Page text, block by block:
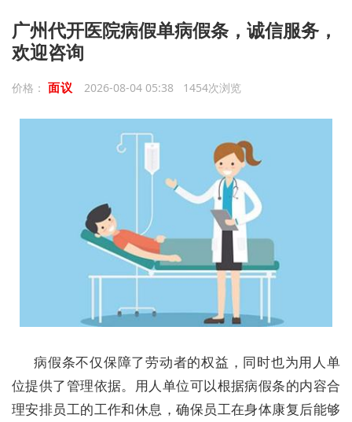
广州代开医院病假单病假条，诚信服务，
欢迎咨询
价格： 面议 2026-08-04 05:38 1454次浏览
病假条不仅保障了劳动者的权益，同时也为用人单
位提供了管理依据。用人单位可以根据病假条的内容合
理安排员工的工作和休息，确保员工在身体康复后能够